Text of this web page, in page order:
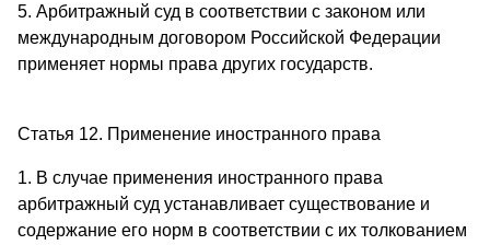
5. Арбитражный суд в соответствии с законом или
международным договором Российской Федерации
применяет нормы права других государств.
Статья 12. Применение иностранного права
1. В случае применения иностранного права
арбитражный суд устанавливает существование и
содержание его норм в соответствии с их толкованием